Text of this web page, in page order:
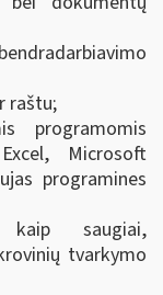
raštu;
programomis
Microsoft
programines
saugiai,
tvarkymo